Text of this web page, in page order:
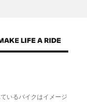
いるバイクはイメージ